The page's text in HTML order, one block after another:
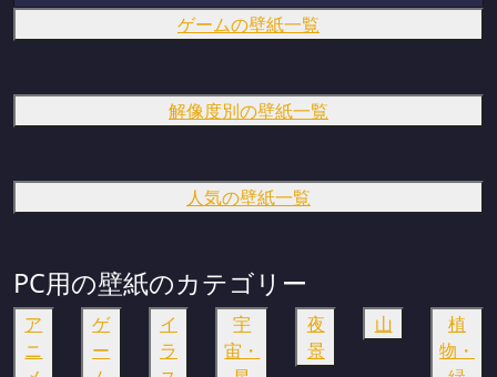
ゲームの壁紙一覧
解像度別の壁紙一覧
人気の壁紙一覧
PC用の壁紙のカテゴリー
ア
ニ
ゲ
ー
イ
ラ
宇
宙・
夜
景
山
植
物・